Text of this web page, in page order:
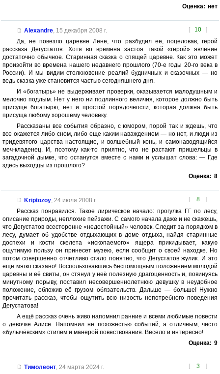
Оценка: нет
[ 10 ]
Alexandre, 15 декабря 2008 г.
Да, не повезло царевне Лене, что разбудил ее, поцеловав, герой
рассказа Дегустатов. Хотя во времена застоя такой «герой» явление
достаточно обычное. Старинная сказка о спящей царевне. Как это может
произойти во времена нашего недавнего прошлого (70-е годы 20-го века в
России). И мы видим столкновение реалий будничных и сказочных — но
ведь сказка уже становится частью сегодняшнего дня.
И «богатырь» не выдерживает проверки, оказывается малодушным и
мелочно подлым. Нет у него ни подлинного величия, которое должно быть
присуще богатырю, нет и простой порядочности, которая должна быть
присуща любому хорошему человеку.
Рассказаны все события образно, с юмором, порой так и ждешь, что
все окажется либо сном, либо еще каким наваждением — но нет, и люди из
тридевятого царства настоящие, и волшебный конь, и самонаводящийся
меч-кладенец. И, поэтому как-то приятно, что не растают пришельцы в
загадочной дымке, что останутся вместе с нами и услышат слова: — Где
здесь выходцы из прошлого?
Оценка: 8
[ 8 ]
Kriptozoy, 24 июля 2008 г.
Рассказ понравился. Такое лирическое начало: прогулка ГГ по лесу,
описание природы, неплохие пейзажи. С самого начала даже и не скажешь,
что Дегустатов всесторонне «недостойный» человек. Следит за порядком в
лесу, думает об удобстве отдыхающих в доме отдыха, найдя старинные
доспехи и кости скелета «ископаемого» ящера прикидывает, какую
ощутимую пользу он принесет музею, если сообщит о своей находке. Но
потом совершенно отчетливо стало понятно, что Дегустатов жулик. И это
ещё мягко сказано! Воспользовавшись беспомощным положением молодой
царевны и её свиты, он стянул у неё полезную драгоценность и, повинуясь
минутному порыву, поставил несовершеннолетнюю девушку в неудобное
положение, обложив её грузом обязательств. Дальше — больше! Нужно
прочитать рассказ, чтобы ощутить всю низость непотребного поведения
Дегустатова!
А ещё рассказ очень живо напомнил ранние и всеми любимые повести
о девочке Алисе. Напомнил не похожестью событий, а отличным, чисто
«булычёвским» стилем и манерой повествования. Весело и интересно!
Оценка: 9
[ 3 ]
Тимолеонт, 24 марта 2024 г.